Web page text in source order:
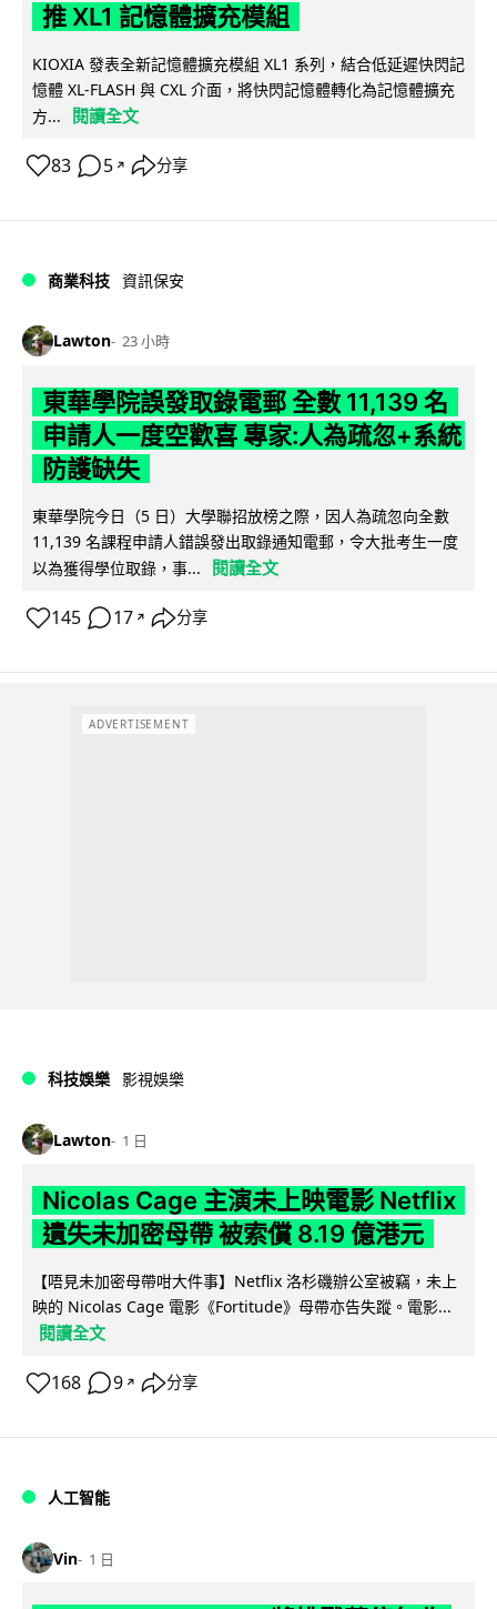
推 XL1 記憶體擴充模組
KIOXIA 發表全新記憶體擴充模組 XL1 系列，結合低延遲快閃記
憶體 XL-FLASH 與 CXL 介面，將快閃記憶體轉化為記憶體擴充
方...
閱讀全文
83 5 ↗ 分享
商業科技 資訊保安
Lawton 23 小時
東華學院誤發取錄電郵 全數 11,139 名
申請人一度空歡喜 專家:人為疏忽+系統
防護缺失
東華學院今日（5 日）大學聯招放榜之際，因人為疏忽向全數
11,139 名課程申請人錯誤發出取錄通知電郵，令大批考生一度
以為獲得學位取錄，事...
閱讀全文
145 17 ↗ 分享
ADVERTISEMENT
科技娛樂 影視娛樂
Lawton 1 日
Nicolas Cage 主演未上映電影 Netflix
遺失未加密母帶 被索償 8.19 億港元
【唔見未加密母帶咁大件事】Netflix 洛杉磯辦公室被竊，未上
映的 Nicolas Cage 電影《Fortitude》母帶亦告失蹤。電影...
閱讀全文
168 9 ↗ 分享
人工智能
Vin 1 日